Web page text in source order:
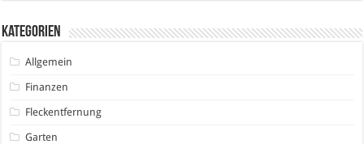
Kategorien
Allgemein
Finanzen
Fleckentfernung
Garten